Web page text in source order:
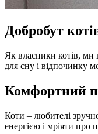
Добробут
Як власники котів,
для сну і відпочинку
Комфортний
Коти – любителі
енергією і мріяти про